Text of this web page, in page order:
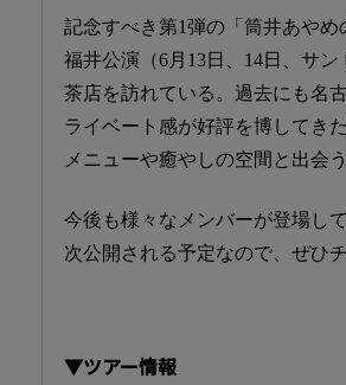
記念すべき第1弾の「筒井あや
福井公演（6月13日、14日、サ
茶店を訪れている。過去にも名
ライベート感が好評を博してき
メニューや癒やしの空間と出会
今後も様々なメンバーが登場し
次公開される予定なので、ぜひ
▼ツアー情報